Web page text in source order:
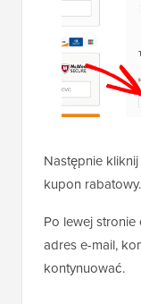
Następnie
kupon rabatowy.
Po lewej
adres e-mail,
kontynuować.